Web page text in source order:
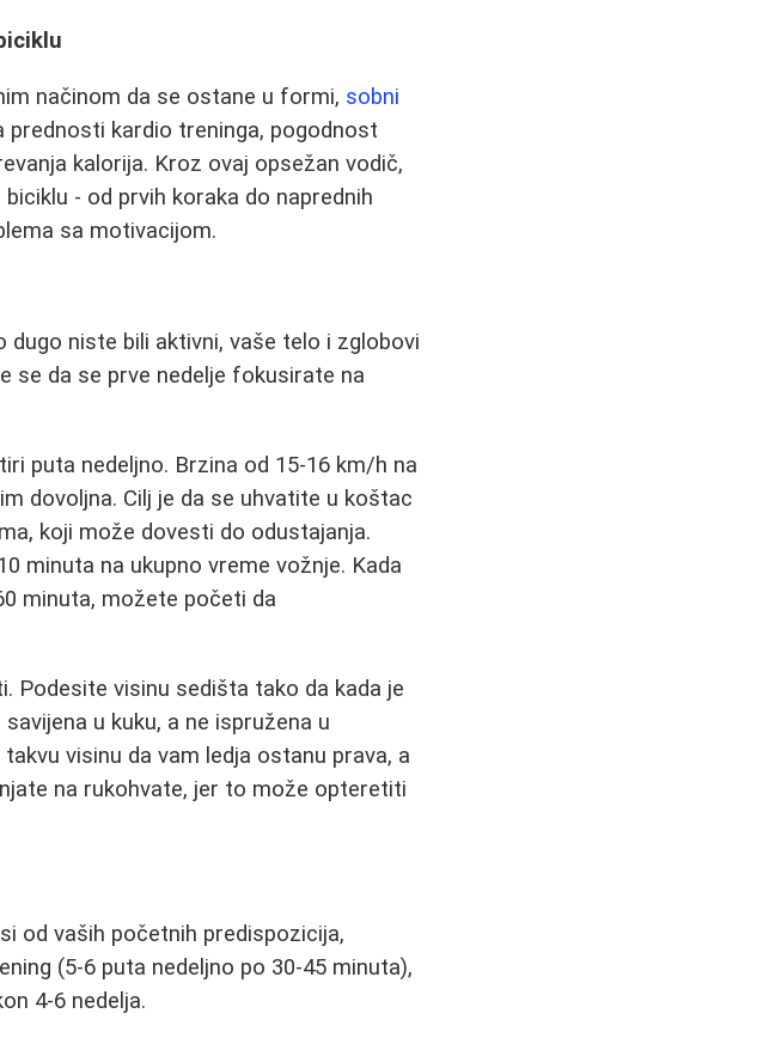
načinom da se ostane u formi, sobni
prednosti kardio treninga, pogodnost
kalorija. Kroz ovaj opsežan vodič,
- od prvih koraka do naprednih
sa motivacijom.
dugo niste bili aktivni, vaše telo i zglobovi
se da se prve nedelje fokusirate na
puta nedeljno. Brzina od 15-16 km/h na
dovoljna. Cilj je da se uhvatite u koštac
koji može dovesti do odustajanja.
minuta na ukupno vreme vožnje. Kada
minuta, možete početi da
Podesite visinu sedišta tako da kada je
u kuku, a ne ispružena u
visinu da vam ledja ostanu prava, a
na rukohvate, jer to može opteretiti
od vaših početnih predispozicija,
(5-6 puta nedeljno po 30-45 minuta),
4-6 nedelja.